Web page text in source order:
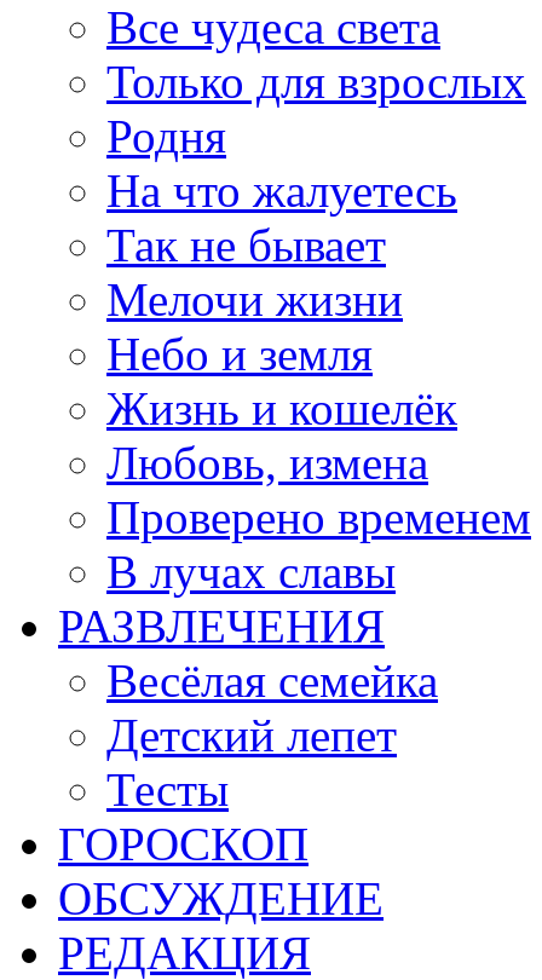
Все чудеса света
Только для взрослых
Родня
На что жалуетесь
Так не бывает
Мелочи жизни
Небо и земля
Жизнь и кошелёк
Любовь, измена
Проверено временем
В лучах славы
РАЗВЛЕЧЕНИЯ
Весёлая семейка
Детский лепет
Тесты
ГОРОСКОП
ОБСУЖДЕНИЕ
РЕДАКЦИЯ